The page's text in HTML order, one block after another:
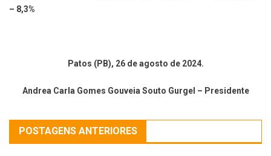
– 8,3%
Patos (PB), 26 de agosto de 2024.
Andrea Carla Gomes Gouveia Souto Gurgel – Presidente
POSTAGENS ANTERIORES